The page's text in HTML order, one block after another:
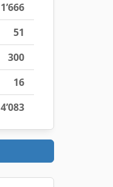
1’666
51
300
16
4’083